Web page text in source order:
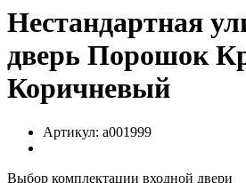
Нестандартная
дверь Порошок
Коричневый
Артикул: a001999
Выбор комплектации входной двери